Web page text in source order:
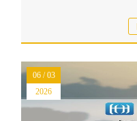
06 / 03
2026